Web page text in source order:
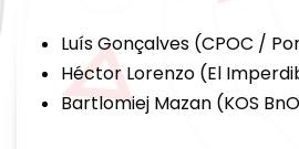
Luís Gonçalves (CPOC /
Héctor Lorenzo (El
Bartlomiej Mazan (KOS